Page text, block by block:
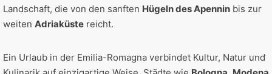
Landschaft, die von den sanften Hügeln des Apennin bis zur
weiten Adriaküste reicht.
Ein Urlaub in der Emilia-Romagna verbindet Kultur, Natur und